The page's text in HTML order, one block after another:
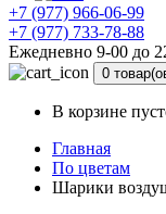
+7 (977) 966-06-99
+7 (977) 733-78-88
Ежедневно 9-00 до
0
В корзине
Главная
По цветам
Шарики